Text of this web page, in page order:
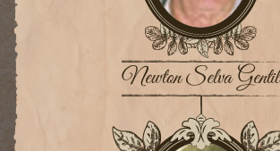
Newton Selva Gentil